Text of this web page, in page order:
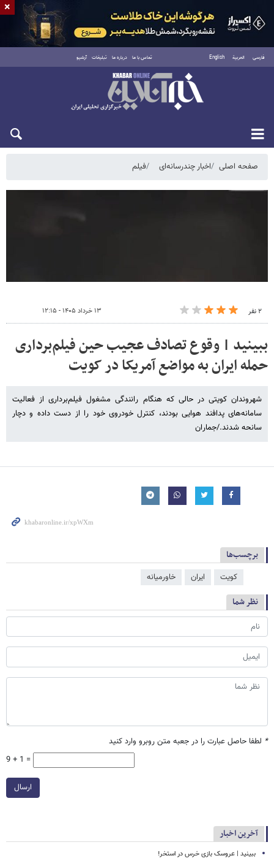
فارسی العربية English تماس با ما درباره ما تبلیغات آرشیو
پنجشنبه ۱۵ مرداد ۱۴۰۵
صفحه اصلی اخبار چندرسانه‌ای فیلم
۲ نفر ۱۳ خرداد ۱۴۰۵ - ۱۲:۱۵
ببینید | وقوع تصادف عجیب حین فیلم‌برداری
حمله ایران به مواضع آمریکا در کویت
شهروندان کویتی در حالی که هنگام رانندگی مشغول فیلم‌برداری از فعالیت
سامانه‌های پدافند هوایی بودند، کنترل خودروی خود را از دست داده و دچار
سانحه شدند./جماران
برچسب‌ها
کویت ایران خاورمیانه
نظر شما
* لطفا حاصل عبارت را در جعبه متن روبرو وارد کنید
9 + 1 =
ارسال
آخرین اخبار
ببینید | عروسک بازی خرس در استخر!
×